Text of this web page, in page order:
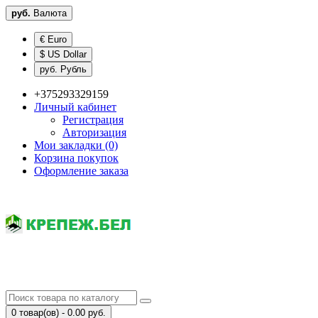
руб. Валюта
€ Euro
$ US Dollar
руб. Рубль
+375293329159
Личный кабинет
Регистрация
Авторизация
Мои закладки (0)
Корзина покупок
Оформление заказа
0 товар(ов) - 0.00 руб.